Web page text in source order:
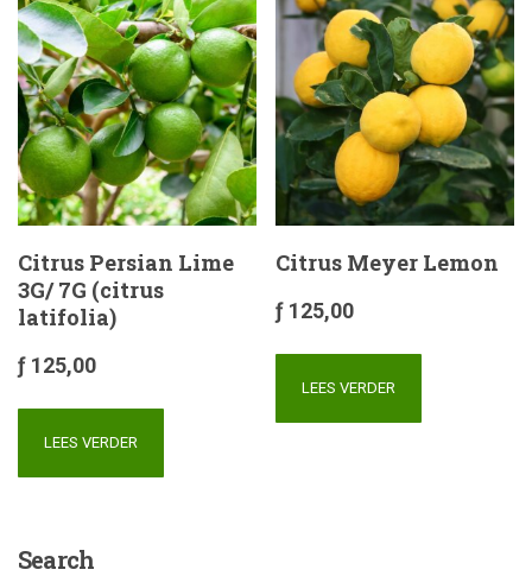
Citrus Persian Lime
3G/ 7G (citrus
latifolia)
ƒ 125,00
LEES VERDER
Citrus Meyer Lemon
ƒ 125,00
LEES VERDER
Search